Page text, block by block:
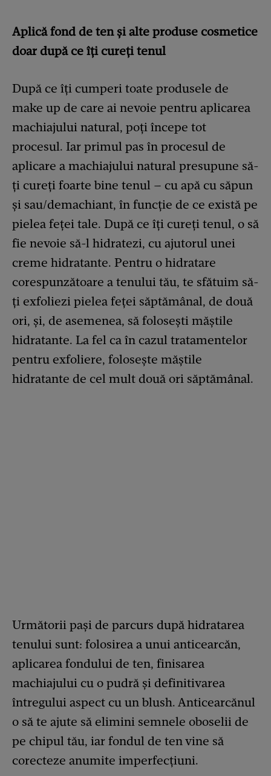
Aplică fond de ten și alte produse cosmetice
doar după ce îți cureți tenul
După ce îți cumperi toate produsele de
make up de care ai nevoie pentru aplicarea
machiajului natural, poți începe tot
procesul. Iar primul pas în procesul de
aplicare a machiajului natural presupune să-
ți cureți foarte bine tenul – cu apă cu săpun
și sau/demachiant, în funcție de ce există pe
pielea feței tale. După ce îți cureți tenul, o să
fie nevoie să-l hidratezi, cu ajutorul unei
creme hidratante. Pentru o hidratare
corespunzătoare a tenului tău, te sfătuim să-
ți exfoliezi pielea feței săptămânal, de două
ori, și, de asemenea, să folosești măștile
hidratante. La fel ca în cazul tratamentelor
pentru exfoliere, folosește măștile
hidratante de cel mult două ori săptămânal.
Următorii pași de parcurs după hidratarea
tenului sunt: folosirea a unui anticearcăn,
aplicarea fondului de ten, finisarea
machiajului cu o pudră și definitivarea
întregului aspect cu un blush. Anticearcănul
o să te ajute să elimini semnele oboselii de
pe chipul tău, iar fondul de ten vine să
corecteze anumite imperfecțiuni.